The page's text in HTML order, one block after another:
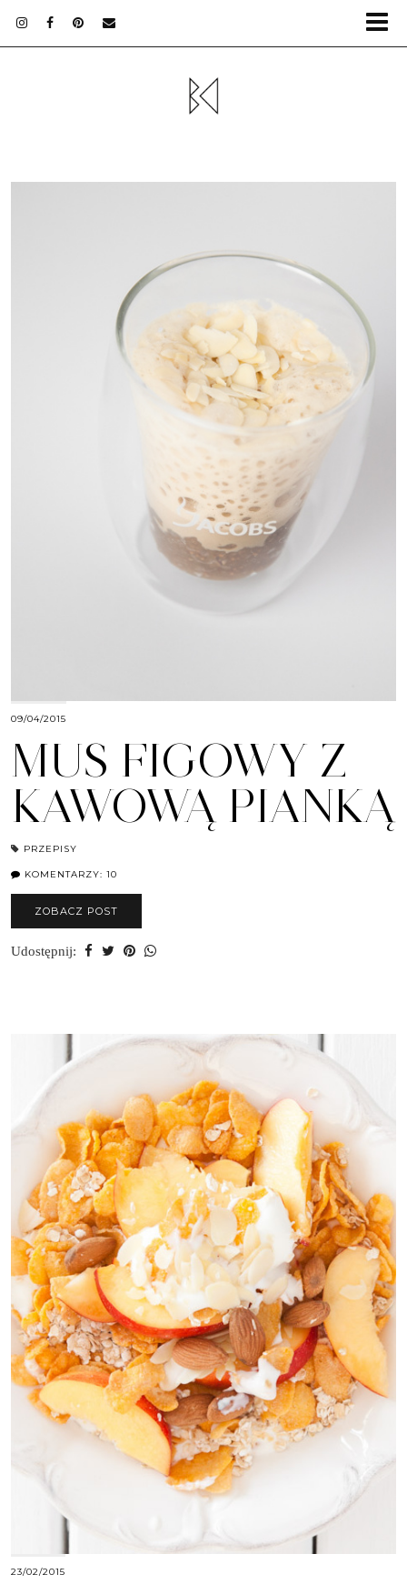
09/04/2015
MUS FIGOWY Z
KAWOWĄ PIANKĄ
PRZEPISY
KOMENTARZY: 10
ZOBACZ POST
Udostępnij:
23/02/2015